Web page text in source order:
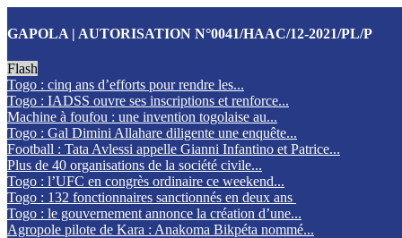
GAPOLA | AUTORISATION N°0041/HAAC/12-2021/PL/P
Flash
Togo : cinq ans d’efforts pour rendre les...
Togo : IADSS ouvre ses inscriptions et renforce...
Machine à foufou : une invention togolaise au...
Togo : Gal Dimini Allahare diligente une enquête...
Football : Tata Avlessi appelle Gianni Infantino et Patrice...
Plus de 40 organisations de la société civile...
Togo : l’UFC en congrès ordinaire ce weekend...
Togo : 132 fonctionnaires sanctionnés en deux ans
Togo : le gouvernement annonce la création d’une...
Agropole pilote de Kara : Anakoma Bikpéta nommé...